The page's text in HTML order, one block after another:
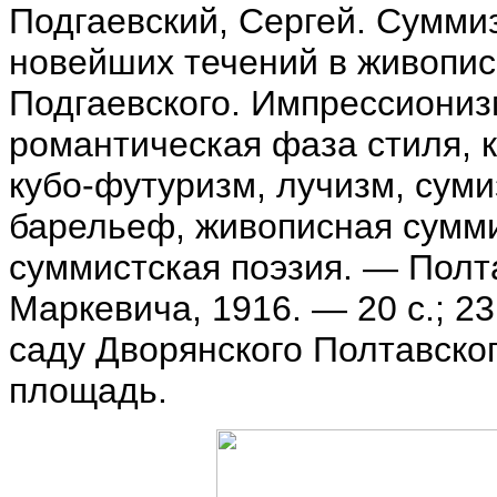
Подгаевский, Сергей.
новейших течений в
Подгаевского.
романтическая фаза стиля,
кубо-футуризм, лучизм,
барельеф, живописная
суммистская поэзия. —
Маркевича, 1916. — 20 с.;
саду Дворянского
площадь.